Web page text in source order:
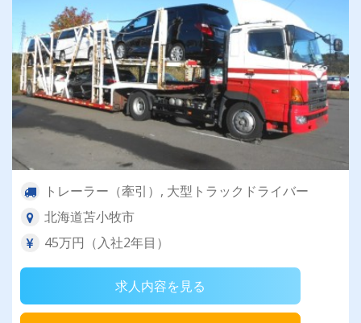
トレーラー（牽引）, 大型トラックドライバー
北海道苫小牧市
45万円（入社2年目）
求人内容を見る